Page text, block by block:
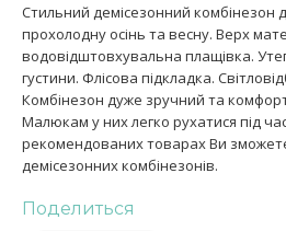
Стильний демісезонний комбінезон
прохолодну осінь та весну. Верх
водовідштовхувальна плащівка.
густини. Флісова підкладка.
Комбінезон дуже зручний та
Малюкам у них легко рухатися під
рекомендованих товарах Ви зможете
демісезонних комбінезонів.
Поделиться